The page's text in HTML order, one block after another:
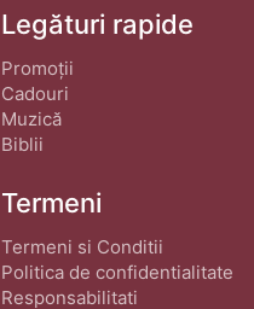
Legături rapide
Promoții
Cadouri
Muzică
Biblii
Termeni
Termeni si Conditii
Politica de confidentialitate
Responsabilitati